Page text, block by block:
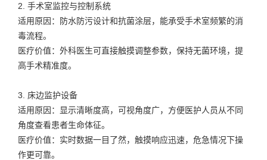
2. 手术室监控与控制系统
适用原因：防水防污设计和抗菌涂层，能承受手术室频繁的消
毒流程。
医疗价值：外科医生可直接触摸调整参数，保持无菌环境，提
高手术精准度。
3. 床边监护设备
适用原因：显示清晰度高，可视角度广，方便医护人员从不同
角度查看患者生命体征。
医疗价值：实时数据一目了然，触摸响应迅速，危急情况下操
作更可靠。